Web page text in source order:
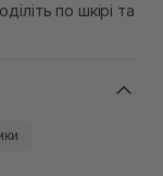
по шкірі та